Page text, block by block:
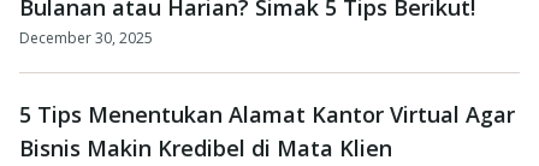
Bulanan atau Harian? Simak 5 Tips Berikut!
December 30, 2025
5 Tips Menentukan Alamat Kantor Virtual Agar
Bisnis Makin Kredibel di Mata Klien